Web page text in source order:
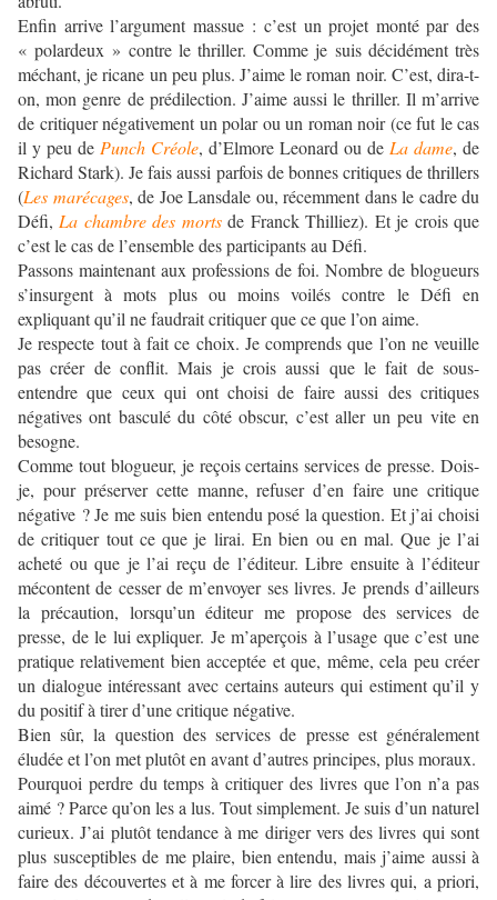
Enfin arrive l’argument massue : c’est un projet monté par des
« polardeux » contre le thriller. Comme je suis décidément très
méchant, je ricane un peu plus. J’aime le roman noir. C’est, dira-t-
on, mon genre de prédilection. J’aime aussi le thriller. Il m’arrive
de critiquer négativement un polar ou un roman noir (ce fut le cas
il y peu de Punch Créole, d’Elmore Leonard ou de La dame, de
Richard Stark). Je fais aussi parfois de bonnes critiques de thrillers
(Les marécages, de Joe Lansdale ou, récemment dans le cadre du
Défi, La chambre des mortsde Franck Thilliez). Et je crois que
c’est le cas de l’ensemble des participants au Défi.
Passons maintenant aux professions de foi. Nombre de blogueurs
s’insurgent à mots plus ou moins voilés contre le Défi en
expliquant qu’il ne faudrait critiquer que ce que l’on aime.
Je respecte tout à fait ce choix. Je comprends que l’on ne veuille
pas créer de conflit. Mais je crois aussi que le fait de sous-
entendre que ceux qui ont choisi de faire aussi des critiques
négatives ont basculé du côté obscur, c’est aller un peu vite en
besogne.
Comme tout blogueur, je reçois certains services de presse. Dois-
je, pour préserver cette manne, refuser d’en faire une critique
négative ? Je me suis bien entendu posé la question. Et j’ai choisi
de critiquer tout ce que je lirai. En bien ou en mal. Que je l’ai
acheté ou que je l’ai reçu de l’éditeur. Libre ensuite à l’éditeur
mécontent de cesser de m’envoyer ses livres. Je prends d’ailleurs
la précaution, lorsqu’un éditeur me propose des services de
presse, de le lui expliquer. Je m’aperçois à l’usage que c’est une
pratique relativement bien acceptée et que, même, cela peu créer
un dialogue intéressant avec certains auteurs qui estiment qu’il y
du positif à tirer d’une critique négative.
Bien sûr, la question des services de presse est généralement
éludée et l’on met plutôt en avant d’autres principes, plus moraux.
Pourquoi perdre du temps à critiquer des livres que l’on n’a pas
aimé ? Parce qu’on les a lus. Tout simplement. Je suis d’un naturel
curieux. J’ai plutôt tendance à me diriger vers des livres qui sont
plus susceptibles de me plaire, bien entendu, mais j’aime aussi à
faire des découvertes et à me forcer à lire des livres qui, a priori,